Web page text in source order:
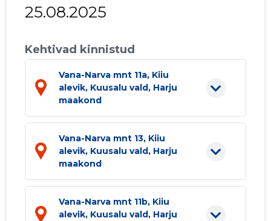
25.08.2025
Kehtivad kinnistud
Vana-Narva mnt 11a, Kiiu
alevik, Kuusalu vald, Harju
maakond
Vana-Narva mnt 13, Kiiu
alevik, Kuusalu vald, Harju
maakond
Vana-Narva mnt 11b, Kiiu
alevik, Kuusalu vald, Harju